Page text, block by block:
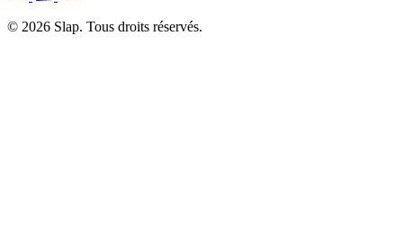
© 2026 Slap. Tous droits réservés.